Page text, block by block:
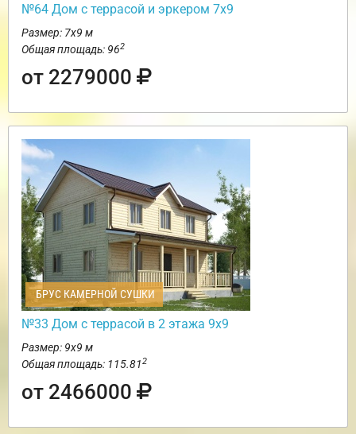
№64 Дом с террасой и эркером 7х9
Размер: 7х9 м
Общая площадь: 962
от 2279000
БРУС КАМЕРНОЙ СУШКИ
№33 Дом с террасой в 2 этажа 9х9
Размер: 9х9 м
Общая площадь: 115.812
от 2466000